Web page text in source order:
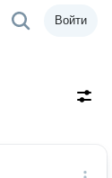
Войти